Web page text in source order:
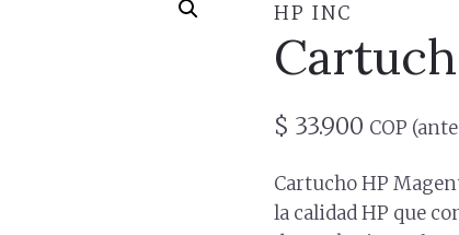
HP INC
$ 33.900 COP
Cartucho HP
la calidad HP que